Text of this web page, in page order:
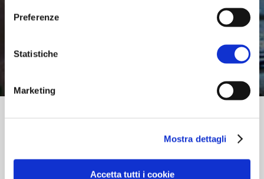
Preferenze
Statistiche
Marketing
Mostra dettagli
Accetta tutti i cookie
supporta i grandi consumatori
nell’accesso diretto e disintermediato a siti di